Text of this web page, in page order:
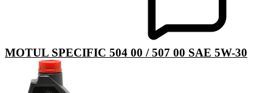
MOTUL SPECIFIС 504 00 / 507 00 SAE 5W-30